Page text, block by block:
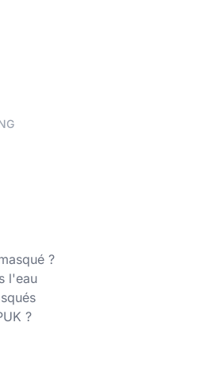
?
l'eau
?